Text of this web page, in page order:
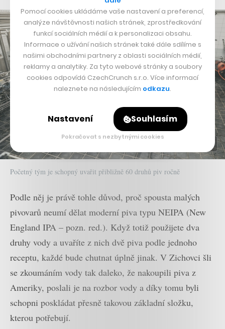
Početný tým je schopný uvařit přibližně 60 druhů piv ročně
Podle něj je právě tohle důvod, proč spousta malých
pivovarů neumí dělat moderní piva typu NEIPA (New
England IPA – pozn. red.). Když totiž použijete dva
druhy vody a uvaříte z nich dvě piva podle jednoho
receptu, každé bude chutnat úplně jinak. V Zichovci šli
se zkoumáním vody tak daleko, že nakoupili piva z
Ameriky, poslali je na rozbor vody a díky tomu byli
schopni poskládat přesně takovou základní složku,
kterou potřebují.
Pomocí cookies ukládáme vaše nastavení a preferencí,
analýze návštěvnosti našich stránek, zprostředkování
funkcí sociálních médií a k personalizaci obsahu.
Informace o užívání našich stránek také dále sdílíme s
našimi obchodními partnery z oblasti sociálních médií,
reklamy a analytiky. Za tyto webové stránky a soubory
cookies odpovídá CzechCrunch s.r.o. Více informací
naleznete na následujícím odkazu.
Nastavení Souhlasím
Pokračovat s nezbytnými cookies